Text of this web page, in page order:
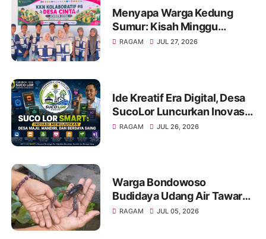
Menyapa Warga Kedung
Sumur: Kisah Minggu
Pertama KKN Desa Bagon
RAGAM JUL 27, 2026
Ide Kreatif Era Digital, Desa
SucoLor Luncurkan Inovasi
"SUCOLOR SMART"
RAGAM JUL 26, 2026
Warga Bondowoso
Budidaya Udang Air Tawar
Hasilkan Cuan Yang Luar
RAGAM JUL 05, 2026